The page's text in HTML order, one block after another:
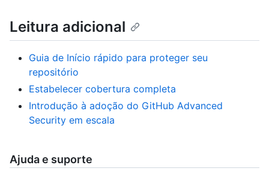
Leitura adicional
Guia de Início rápido para proteger seu
repositório
Estabelecer cobertura completa
Introdução à adoção do GitHub Advanced
Security em escala
Ajuda e suporte